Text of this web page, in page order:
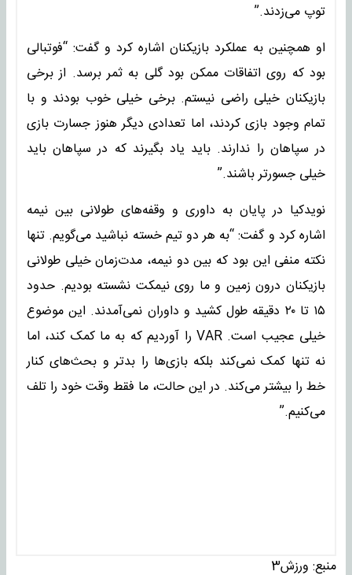
توپ می‌زدند.”
او همچنین به عملکرد بازیکنان اشاره کرد و گفت: “فوتبالی
بود که روی اتفاقات ممکن بود گلی به ثمر برسد. از برخی
بازیکنان خیلی راضی نیستم. برخی خیلی خوب بودند و با
تمام وجود بازی کردند، اما تعدادی دیگر هنوز جسارت بازی
در سپاهان را ندارند. باید یاد بگیرند که در سپاهان باید
خیلی جسورتر باشند.”
نویدکیا در پایان به داوری و وقفه‌های طولانی بین نیمه
اشاره کرد و گفت: “به هر دو تیم خسته نباشید می‌گویم. تنها
نکته منفی این بود که بین دو نیمه، مدت‌زمان خیلی طولانی
بازیکنان درون زمین و ما روی نیمکت نشسته بودیم. حدود
۱۵ تا ۲۰ دقیقه طول کشید و داوران نمی‌آمدند. این موضوع
خیلی عجیب است. VAR را آوردیم که به ما کمک کند، اما
نه تنها کمک نمی‌کند بلکه بازی‌ها را بدتر و بحث‌های کنار
خط را بیشتر می‌کند. در این حالت، ما فقط وقت خود را تلف
می‌کنیم.”
منبع: ورزش3